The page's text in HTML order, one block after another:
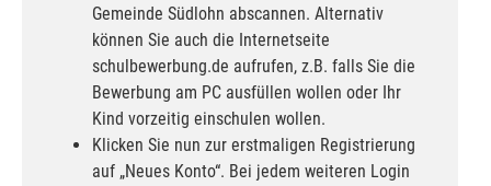
Gemeinde Südlohn abscannen. Alternativ
können Sie auch die Internetseite
schulbewerbung.de aufrufen, z.B. falls Sie die
Bewerbung am PC ausfüllen wollen oder Ihr
Kind vorzeitig einschulen wollen.
Klicken Sie nun zur erstmaligen Registrierung
auf „Neues Konto“. Bei jedem weiteren Login